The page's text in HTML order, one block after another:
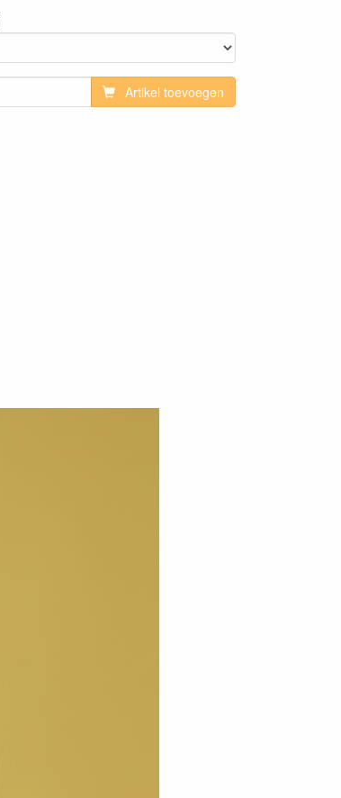
Artikel toevoegen